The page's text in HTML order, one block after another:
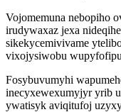
Vojomemuna nebopiho
irudywaxaz jexa
sikekycemivivame
vixojysiwobu
Fosybuvumyhi
inecyxewexumyjyr yrib
ywatisyk aviqitufoj